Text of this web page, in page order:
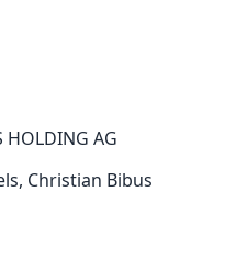
AG
Christian Bibus